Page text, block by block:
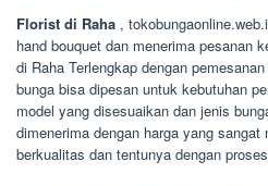
Florist di Raha ,
hand bouquet dan menerima pesanan
di Raha Terlengkap dengan
bunga bisa dipesan untuk kebutuhan
model yang disesuaikan dan jenis
dimenerima dengan harga yang
berkualitas dan tentunya dengan